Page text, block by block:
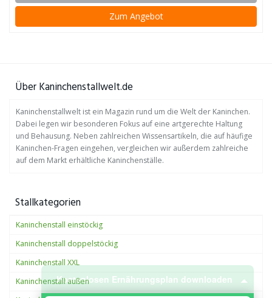
Kostenlosen Ernährungsplan downloaden
×
Zum Angebot
Über Kaninchenstallwelt.de
Kaninchenstallwelt ist ein Magazin rund um die Welt der Kaninchen.
Dabei legen wir besonderen Fokus auf eine artgerechte Haltung
und Behausung. Neben zahlreichen Wissensartikeln, die auf häufige
Kaninchen-Fragen eingehen, vergleichen wir außerdem zahlreiche
auf dem Markt erhältliche Kaninchenställe.
Stallkategorien
Kaninchenstall einstöckig
Kaninchenstall doppelstöckig
Kaninchenstall XXL
Kaninchenstall außen